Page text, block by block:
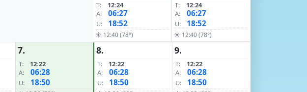
T:
12:24
A:
06:27
U: 18:52
☀ 12:40 (78°)
T:
12:24
A:
06:27
U: 18:52
☀ 12:40 (78°)
7.
T:
12:22
A:
06:28
U: 18:50
8.
T:
12:22
A:
06:28
U: 18:50
9.
T:
12:22
A:
06:28
U: 18:50